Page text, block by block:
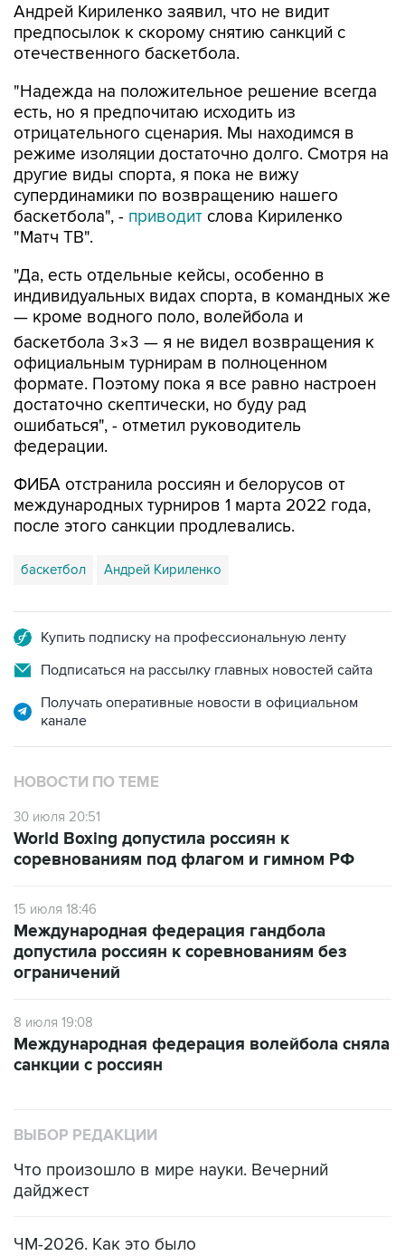
Андрей Кириленко заявил, что не видит
предпосылок к скорому снятию санкций с
отечественного баскетбола.
"Надежда на положительное решение всегда
есть, но я предпочитаю исходить из
отрицательного сценария. Мы находимся в
режиме изоляции достаточно долго. Смотря на
другие виды спорта, я пока не вижу
супердинамики по возвращению нашего
баскетбола", - приводит слова Кириленко
"Матч ТВ".
"Да, есть отдельные кейсы, особенно в
индивидуальных видах спорта, в командных же
— кроме водного поло, волейбола и
баскетбола 3×3 — я не видел возвращения к
официальным турнирам в полноценном
формате. Поэтому пока я все равно настроен
достаточно скептически, но буду рад
ошибаться", - отметил руководитель
федерации.
ФИБА отстранила россиян и белорусов от
международных турниров 1 марта 2022 года,
после этого санкции продлевались.
баскетбол Андрей Кириленко
Купить подписку на профессиональную ленту
Подписаться на рассылку главных новостей сайта
Получать оперативные новости в официальном
канале
НОВОСТИ ПО ТЕМЕ
30 июля 20:51
World Boxing допустила россиян к
соревнованиям под флагом и гимном РФ
15 июля 18:46
Международная федерация гандбола
допустила россиян к соревнованиям без
ограничений
8 июля 19:08
Международная федерация волейбола сняла
санкции с россиян
ВЫБОР РЕДАКЦИИ
Что произошло в мире науки. Вечерний
дайджест
ЧМ-2026. Как это было